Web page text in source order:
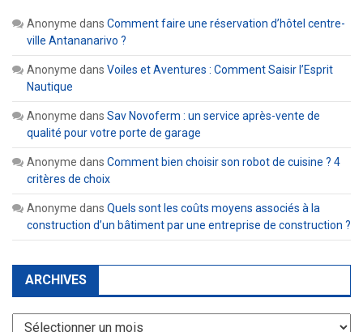
Anonyme dans Comment faire une réservation d’hôtel centre-
ville Antananarivo ?
Anonyme dans Voiles et Aventures : Comment Saisir l’Esprit
Nautique
Anonyme dans Sav Novoferm : un service après-vente de
qualité pour votre porte de garage
Anonyme dans Comment bien choisir son robot de cuisine ? 4
critères de choix
Anonyme dans Quels sont les coûts moyens associés à la
construction d’un bâtiment par une entreprise de construction ?
ARCHIVES
Archives